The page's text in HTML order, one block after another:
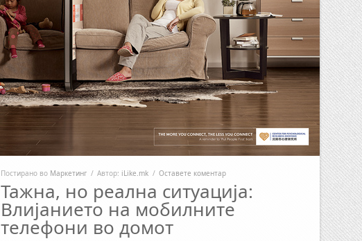
Постирано во Маркетинг / Автор: iLike.mk / Оставете коментар
Тажна, но реална ситуација:
Влијанието на мобилните
телефони во домот